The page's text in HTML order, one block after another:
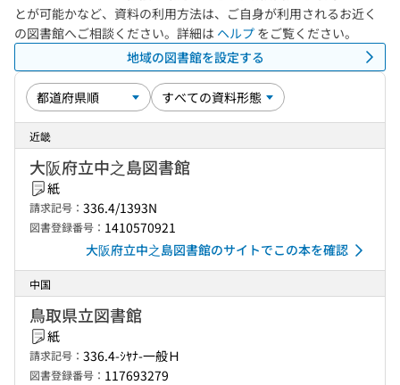
とが可能かなど、資料の利用方法は、ご自身が利用されるお近く
の図書館へご相談ください。詳細は ヘルプ をご覧ください。
地域の図書館を設定する
近畿
大阪府立中之島図書館
紙
請求記号： 336.4/1393N
図書登録番号： 1410570921
大阪府立中之島図書館のサイトでこの本を確認
中国
鳥取県立図書館
紙
請求記号： 336.4-ｼﾔﾅ-一般Ｈ
図書登録番号： 117693279